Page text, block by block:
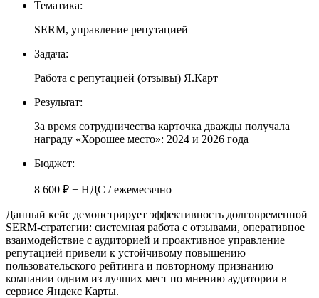
Тематика:
SERM, управление репутацией
Задача:
Работа с репутацией (отзывы) Я.Карт
Результат:
За время сотрудничества карточка дважды получала
награду «Хорошее место»: 2024 и 2026 года
Бюджет:
8 600 ₽ + НДС / ежемесячно
Данный кейс демонстрирует эффективность долговременной
SERM-стратегии: системная работа с отзывами, оперативное
взаимодействие с аудиторией и проактивное управление
репутацией привели к устойчивому повышению
пользовательского рейтинга и повторному признанию
компании одним из лучших мест по мнению аудитории в
сервисе Яндекс Карты.